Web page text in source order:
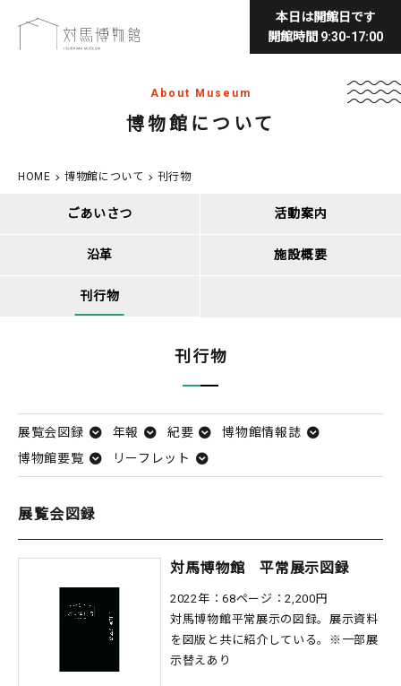
本日は開館日です
開館時間 9:30-17:00
About Museum
博物館について
HOME 博物館について 刊行物
ごあいさつ 活動案内
沿革 施設概要
刊行物
刊行物
展覧会図録 年報 紀要
博物館情報誌
博物館要覧
リーフレット
展覧会図録
対馬博物館 平常展示図録
2022年：68ページ：2,200円
対馬博物館平常展示の図録。展示資料
を図版と共に紹介している。※一部展
示替えあり